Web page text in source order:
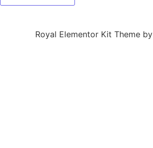
Royal Elementor Kit Theme by